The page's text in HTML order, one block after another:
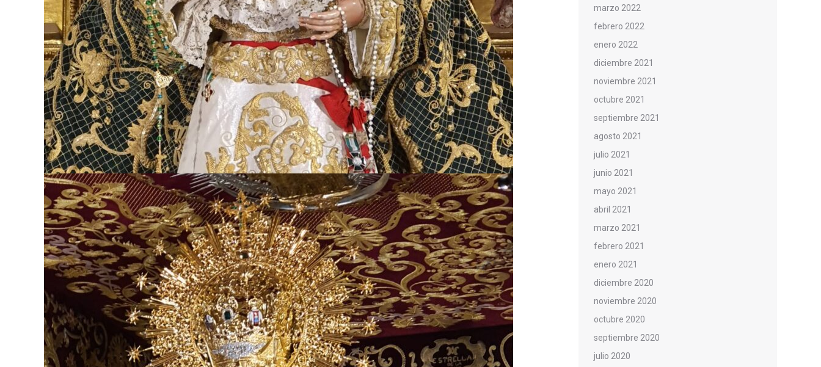
marzo 2022
febrero 2022
enero 2022
diciembre 2021
noviembre 2021
octubre 2021
septiembre 2021
agosto 2021
julio 2021
junio 2021
mayo 2021
abril 2021
marzo 2021
febrero 2021
enero 2021
diciembre 2020
noviembre 2020
octubre 2020
septiembre 2020
julio 2020